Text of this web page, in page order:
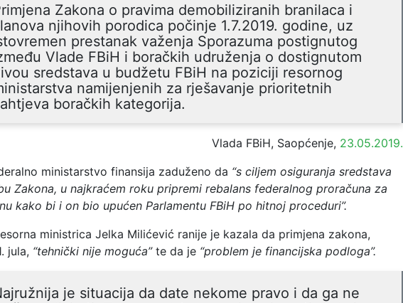
Zakona o pravima demobiliziranih branilaca i
njihovih porodica počinje 1.7.2019. godine, uz
prestanak važenja Sporazuma postignutog
Vlade FBiH i boračkih udruženja o dostignutom
sredstava u budžetu FBiH na poziciji resornog
namijenjenih za rješavanje prioritetnih
boračkih kategorija.
Vlada FBiH, Saopćenje, 23.05.2019.
ministarstvo finansija zaduženo da “s ciljem osiguranja sredstava
Zakona, u najkraćem roku pripremi rebalans federalnog proračuna za
kako bi i on bio upućen Parlamentu FBiH po hitnoj proceduri”.
ministrica Jelka Milićević ranije je kazala da primjena zakona,
jula, “tehnički nije moguća” te da je “problem je financijska podloga”.
je situacija da date nekome pravo i da ga ne